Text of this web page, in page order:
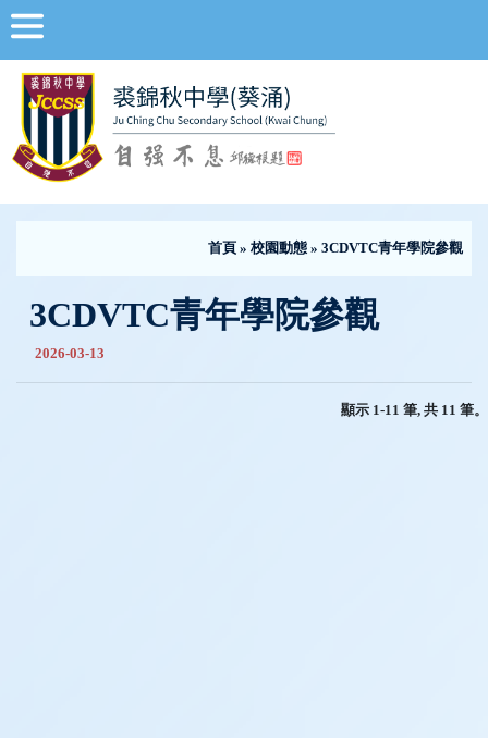
首頁 » 校園動態 » 3CDVTC青年學院參觀
3CDVTC青年學院參觀
2026-03-13
顯示 1-11 筆, 共 11 筆。